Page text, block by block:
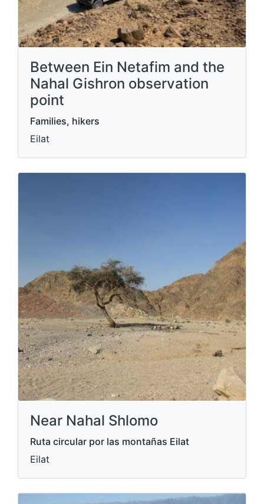
Between Ein Netafim and the
Nahal Gishron observation
point
Families, hikers
Eilat
Near Nahal Shlomo
Ruta circular por las montañas Eilat
Eilat